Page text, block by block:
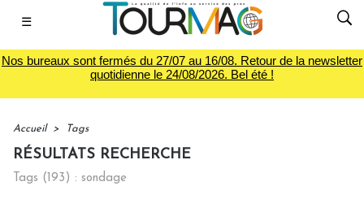
☰
Nos bureaux sont fermés du 27/07 au 16/08. Retour de la newsletter
quotidienne le 24/08/2026. Bel été !
Accueil > Tags
RÉSULTATS RECHERCHE
Tags (193) : sondage